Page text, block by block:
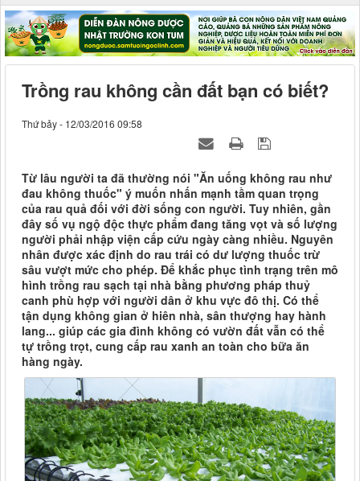
Trồng rau không cần đất bạn có biết?
Thứ bảy - 12/03/2016 09:58
Từ lâu người ta đã thường nói "Ăn uống không rau như
đau không thuốc" ý muốn nhấn mạnh tầm quan trọng
của rau quả đối với đời sống con người. Tuy nhiên, gần
đây số vụ ngộ độc thực phẩm đang tăng vọt và số lượng
người phải nhập viện cấp cứu ngày càng nhiều. Nguyên
nhân được xác định do rau trái có dư lượng thuốc trừ
sâu vượt mức cho phép. Để khắc phục tình trạng trên mô
hình trồng rau sạch tại nhà bằng phương pháp thuỷ
canh phù hợp với người dân ở khu vực đô thị. Có thể
tận dụng không gian ở hiên nhà, sân thượng hay hành
lang... giúp các gia đình không có vườn đất vẫn có thể
tự trồng trọt, cung cấp rau xanh an toàn cho bữa ăn
hàng ngày.